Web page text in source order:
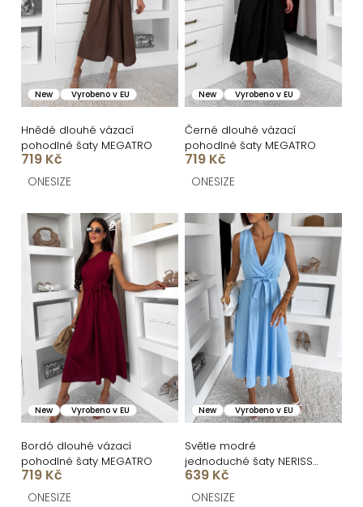
o
d
u
k
t
ů
s
p
o
d
u
k
ů
New Vyrobeno v EU
Hnědé dlouhé vázací
pohodlné šaty MEGATRO
719 Kč
ONESIZE
New Vyrobeno v EU
Černé dlouhé vázací
pohodlné šaty MEGATRO
719 Kč
ONESIZE
New Vyrobeno v EU
Bordó dlouhé vázací
pohodlné šaty MEGATRO
719 Kč
ONESIZE
New Vyrobeno v EU
Světle modré
jednoduché šaty NERISSA
s páskem
639 Kč
ONESIZE